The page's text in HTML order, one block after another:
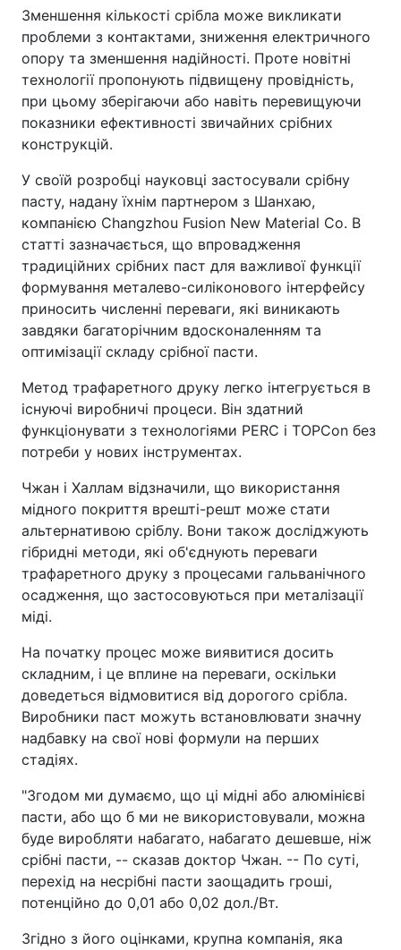
Зменшення кількості срібла може викликати
проблеми з контактами, зниження електричного
опору та зменшення надійності. Проте новітні
технології пропонують підвищену провідність,
при цьому зберігаючи або навіть перевищуючи
показники ефективності звичайних срібних
конструкцій.
У своїй розробці науковці застосували срібну
пасту, надану їхнім партнером з Шанхаю,
компанією Changzhou Fusion New Material Co. В
статті зазначається, що впровадження
традиційних срібних паст для важливої функції
формування металево-силіконового інтерфейсу
приносить численні переваги, які виникають
завдяки багаторічним вдосконаленням та
оптимізації складу срібної пасти.
Метод трафаретного друку легко інтегрується в
існуючі виробничі процеси. Він здатний
функціонувати з технологіями PERC і TOPCon без
потреби у нових інструментах.
Чжан і Халлам відзначили, що використання
мідного покриття врешті-решт може стати
альтернативою сріблу. Вони також досліджують
гібридні методи, які об'єднують переваги
трафаретного друку з процесами гальванічного
осадження, що застосовуються при металізації
міді.
На початку процес може виявитися досить
складним, і це вплине на переваги, оскільки
доведеться відмовитися від дорогого срібла.
Виробники паст можуть встановлювати значну
надбавку на свої нові формули на перших
стадіях.
"Згодом ми думаємо, що ці мідні або алюмінієві
пасти, або що б ми не використовували, можна
буде виробляти набагато, набагато дешевше, ніж
срібні пасти, -- сказав доктор Чжан. -- По суті,
перехід на несрібні пасти заощадить гроші,
потенційно до 0,01 або 0,02 дол./Вт.
Згідно з його оцінками, крупна компанія, яка